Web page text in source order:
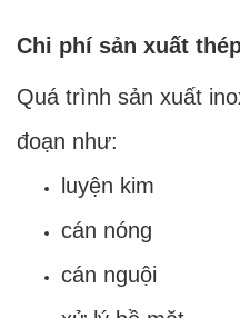
Chi phí sản xuất
Quá trình sản xuất
đoạn như:
luyện kim
cán nóng
cán nguội